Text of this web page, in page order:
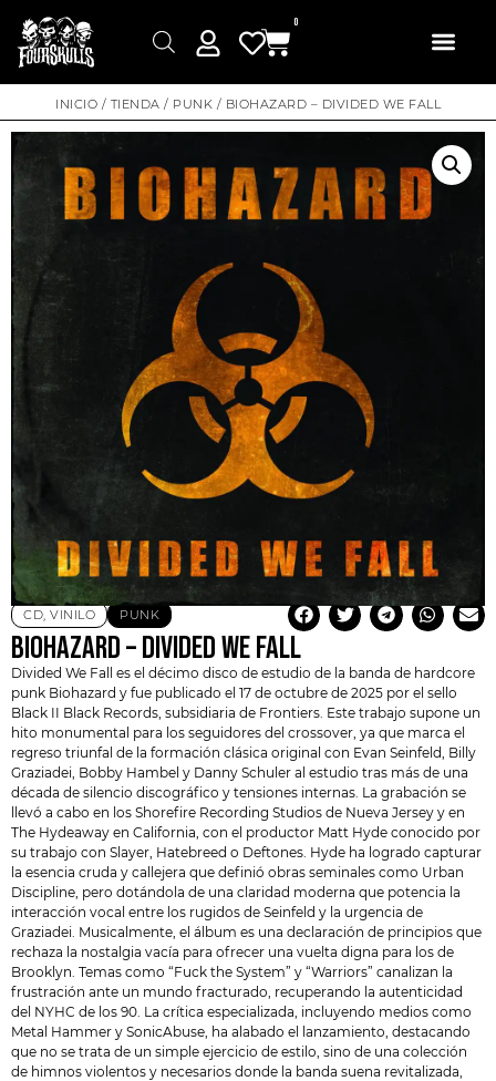
0
INICIO / TIENDA / PUNK / BIOHAZARD – DIVIDED WE FALL
CD, VINILO PUNK
BIOHAZARD – DIVIDED WE FALL
Divided We Fall es el décimo disco de estudio de la banda de hardcore
punk Biohazard y fue publicado el 17 de octubre de 2025 por el sello
Black II Black Records, subsidiaria de Frontiers. Este trabajo supone un
hito monumental para los seguidores del crossover, ya que marca el
regreso triunfal de la formación clásica original con Evan Seinfeld, Billy
Graziadei, Bobby Hambel y Danny Schuler al estudio tras más de una
década de silencio discográfico y tensiones internas. La grabación se
llevó a cabo en los Shorefire Recording Studios de Nueva Jersey y en
The Hydeaway en California, con el productor Matt Hyde conocido por
su trabajo con Slayer, Hatebreed o Deftones. Hyde ha logrado capturar
la esencia cruda y callejera que definió obras seminales como Urban
Discipline, pero dotándola de una claridad moderna que potencia la
interacción vocal entre los rugidos de Seinfeld y la urgencia de
Graziadei. Musicalmente, el álbum es una declaración de principios que
rechaza la nostalgia vacía para ofrecer una vuelta digna para los de
Brooklyn. Temas como “Fuck the System” y “Warriors” canalizan la
frustración ante un mundo fracturado, recuperando la autenticidad
del NYHC de los 90. La crítica especializada, incluyendo medios como
Metal Hammer y SonicAbuse, ha alabado el lanzamiento, destacando
que no se trata de un simple ejercicio de estilo, sino de una colección
de himnos violentos y necesarios donde la banda suena revitalizada,